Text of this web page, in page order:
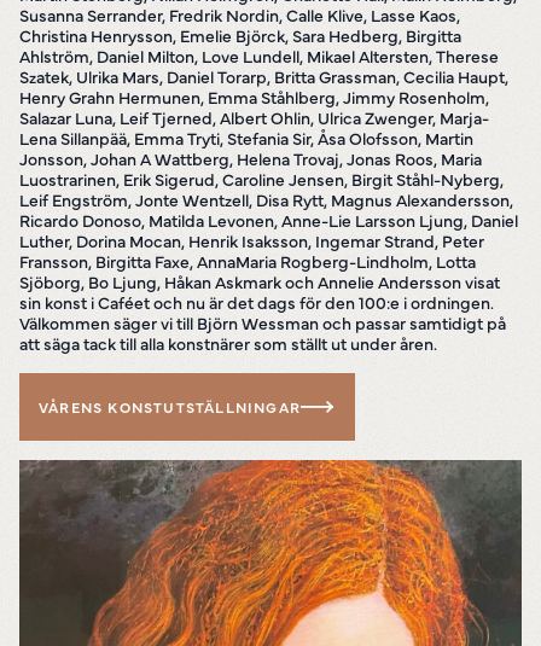
Susanna Serrander, Fredrik Nordin, Calle Klive, Lasse Kaos,
Christina Henrysson, Emelie Björck, Sara Hedberg, Birgitta
Ahlström, Daniel Milton, Love Lundell, Mikael Altersten, Therese
Szatek, Ulrika Mars, Daniel Torarp, Britta Grassman, Cecilia Haupt,
Henry Grahn Hermunen, Emma Ståhlberg, Jimmy Rosenholm,
Salazar Luna, Leif Tjerned, Albert Ohlin, Ulrica Zwenger, Marja-
Lena Sillanpää, Emma Tryti, Stefania Sir, Åsa Olofsson, Martin
Jonsson, Johan A Wattberg, Helena Trovaj, Jonas Roos, Maria
Luostrarinen, Erik Sigerud, Caroline Jensen, Birgit Ståhl-Nyberg,
Leif Engström, Jonte Wentzell, Disa Rytt, Magnus Alexandersson,
Ricardo Donoso, Matilda Levonen, Anne-Lie Larsson Ljung, Daniel
Luther, Dorina Mocan, Henrik Isaksson, Ingemar Strand, Peter
Fransson, Birgitta Faxe, AnnaMaria Rogberg-Lindholm, Lotta
Sjöborg, Bo Ljung, Håkan Askmark och Annelie Andersson visat
sin konst i Caféet och nu är det dags för den 100:e i ordningen.
Välkommen säger vi till Björn Wessman och passar samtidigt på
att säga tack till alla konstnärer som ställt ut under åren.
VÅRENS KONSTUTSTÄLLNINGAR